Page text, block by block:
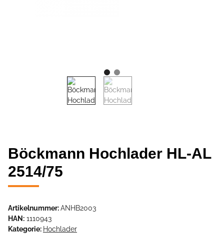
Böckmann Hochlader HL-AL
2514/75
Artikelnummer:ANHB2003
HAN: 1110943
Kategorie: Hochlader